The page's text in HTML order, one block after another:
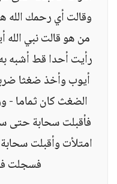
وقالت أي رحمك الله
من هو قالت نبي الله
رأيت أحدا قط أشبه
أيوب وأخذ ضغثا
الضغث كان ثماما -
فأقبلت سحابة حتى
امتلأت وأقبلت
فسجلت